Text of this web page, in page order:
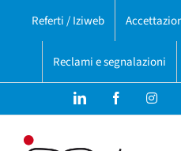
Referti / Iziweb
Reclami e segnalazioni
LinkedIn Facebook